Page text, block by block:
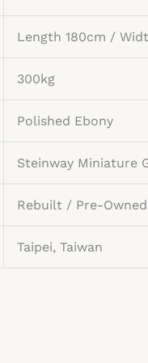
Length 180cm /
300kg
Polished Ebony
Steinway Miniature
Rebuilt / Pre-Owned
Taipei, Taiwan